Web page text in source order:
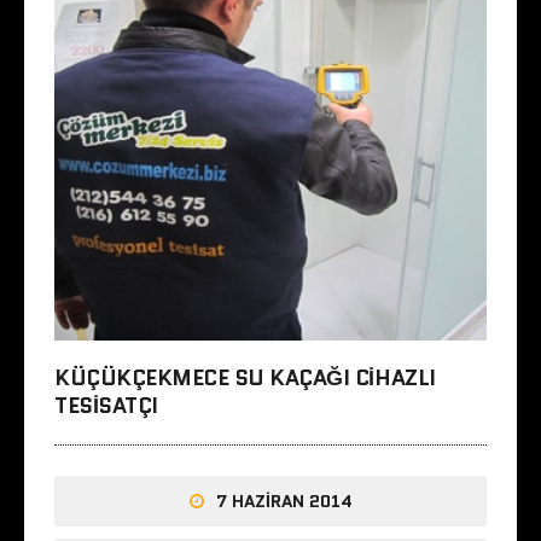
KÜÇÜKÇEKMECE SU KAÇAĞI CIHAZLI
TESISATÇI
7 HAZIRAN 2014